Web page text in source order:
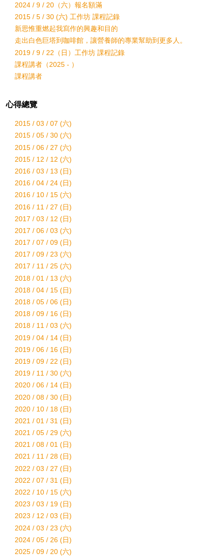
2024 / 9 / 20（六）報名額滿
2015 / 5 / 30 (六) 工作坊 課程記錄
新思惟重燃起我寫作的興趣和目的
走出白色巨塔到咖啡館，讓營養師的專業幫助到更多人。
2019 / 9 / 22（日）工作坊 課程記錄
課程講者（2025 - ）
課程講者
心得總覽
2015 / 03 / 07 (六)
2015 / 05 / 30 (六)
2015 / 06 / 27 (六)
2015 / 12 / 12 (六)
2016 / 03 / 13 (日)
2016 / 04 / 24 (日)
2016 / 10 / 15 (六)
2016 / 11 / 27 (日)
2017 / 03 / 12 (日)
2017 / 06 / 03 (六)
2017 / 07 / 09 (日)
2017 / 09 / 23 (六)
2017 / 11 / 25 (六)
2018 / 01 / 13 (六)
2018 / 04 / 15 (日)
2018 / 05 / 06 (日)
2018 / 09 / 16 (日)
2018 / 11 / 03 (六)
2019 / 04 / 14 (日)
2019 / 06 / 16 (日)
2019 / 09 / 22 (日)
2019 / 11 / 30 (六)
2020 / 06 / 14 (日)
2020 / 08 / 30 (日)
2020 / 10 / 18 (日)
2021 / 01 / 31 (日)
2021 / 05 / 29 (六)
2021 / 08 / 01 (日)
2021 / 11 / 28 (日)
2022 / 03 / 27 (日)
2022 / 07 / 31 (日)
2022 / 10 / 15 (六)
2023 / 03 / 19 (日)
2023 / 12 / 03 (日)
2024 / 03 / 23 (六)
2024 / 05 / 26 (日)
2025 / 09 / 20 (六)